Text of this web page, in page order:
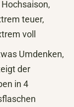
teuer,
voll
Umdenken,
der
in 4